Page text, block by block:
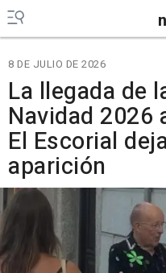
8 DE JULIO DE 2026
La llegada de
Navidad 2026
El Escorial
aparición